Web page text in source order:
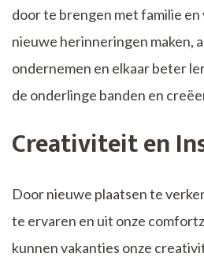
door te brengen met familie en
nieuwe herinneringen maken,
ondernemen en elkaar beter
de onderlinge banden en
Creativiteit en
Door nieuwe plaatsen te
te ervaren en uit onze
kunnen vakanties onze